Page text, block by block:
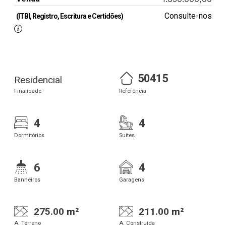
(ITBI, Registro, Escritura e Certidões) Consulte-nos
Residencial
Finalidade
50415
Referência
4
Dormitórios
4
Suítes
6
Banheiros
4
Garagens
275.00 m²
A. Terreno
211.00 m²
A. Construída